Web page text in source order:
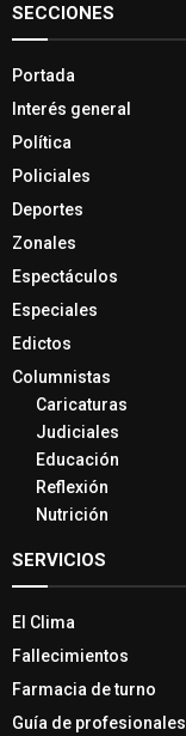
SECCIONES
Portada
Interés general
Política
Policiales
Deportes
Zonales
Espectáculos
Especiales
Edictos
Columnistas
Caricaturas
Judiciales
Educación
Reflexión
Nutrición
SERVICIOS
El Clima
Fallecimientos
Farmacia de turno
Guía de profesionales